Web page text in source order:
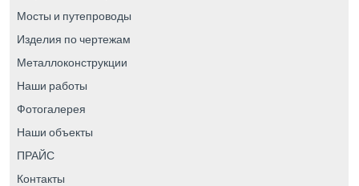
Мосты и путепроводы
Изделия по чертежам
Металлоконструкции
Наши работы
Фотогалерея
Наши объекты
ПРАЙС
Контакты